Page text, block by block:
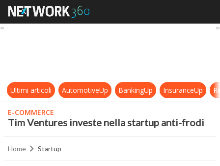
Tim Ventures investe nella
Ultimi articoli AutomotiveUp BankingUp InsuranceUp
E-COMMERCE
Tim Ventures investe nella startup anti-frodi
Home Startup